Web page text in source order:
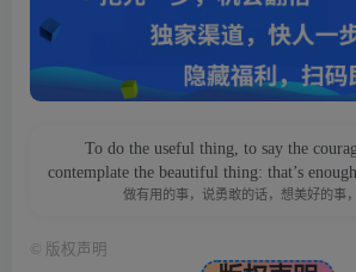
To do the useful thing, to say the
contemplate the beautiful thing: that’s
做有用的事，说勇敢的话，想美好的事
版权声明